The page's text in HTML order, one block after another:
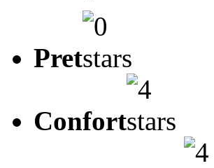
Pret
Confort